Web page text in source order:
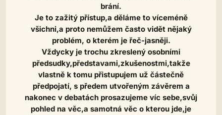
brání.
Je to zažitý přístup,a děláme to víceméně
všichni,a proto nemůžem často vidět nějaký
problém, o kterém je řeč-jasněji.
Vždycky je trochu zkreslený osobními
předsudky,představami,zkušenostmi,takže
vlastně k tomu přistupujem už částečně
předpojatí, s předem utvořeným závěrem a
nakonec v debatách prosazujeme víc sebe,svůj
pohled na věc,a samotná věc o kterou jde,je